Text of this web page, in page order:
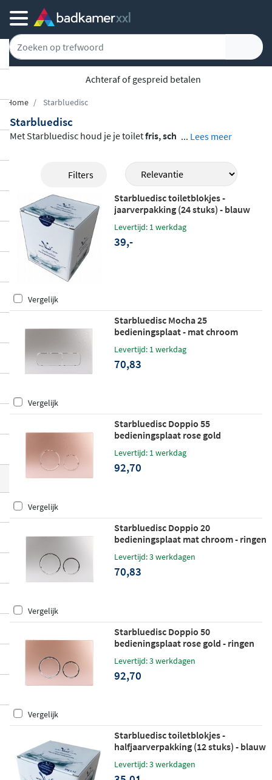
5779 klanten geven ons een 9.1
Home Starbluedisc
Starbluedisc
Met Starbluedisc houd je je toiletfris, sch
elbeurt mengt een deel van het toiletblokj
e zich met het spoelwater, zodat je toilet d
irect weer aangenaam ruikt. Naast de toile
tblokjes in handige half- en jaarverpakkin
gen biedt het assortiment ook
stijlvolle be
dieningsplatenin meerdere kleuren en ui
tvoeringen, zodat je toilet er ook van buite
naf verzorgd uitziet. De blokjes zijn geschi
kt voor gangbare inbouwreservoirs van G
eberit en worden geleverd met een oplos
bare folie die het binnenwerk van je reser
voir niet beschadigt.
... Lees meer
Filters
Starbluedisc toiletblokjes -
jaarverpakking (24 stuks) - blauw
Levertijd: 1 werkdag
39,-
Vergelijk
Starbluedisc Mocha 25
bedieningsplaat - mat chroom
Levertijd: 1 werkdag
70,83
Vergelijk
Starbluedisc Doppio 55
bedieningsplaat rose gold
Levertijd: 1 werkdag
92,70
Vergelijk
Starbluedisc Doppio 20
bedieningsplaat mat chroom - ringen
glans chroom
Levertijd: 3 werkdagen
70,83
Vergelijk
Starbluedisc Doppio 50
bedieningsplaat rose gold - ringen
Levertijd: 3 werkdagen
92,70
Vergelijk
Starbluedisc toiletblokjes -
halfjaarverpakking (12 stuks) - blauw
Levertijd: 3 werkdagen